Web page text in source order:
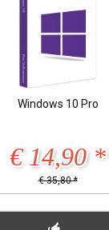
Windows 10 Pro
€ 14,90 *
€ 35,80 *